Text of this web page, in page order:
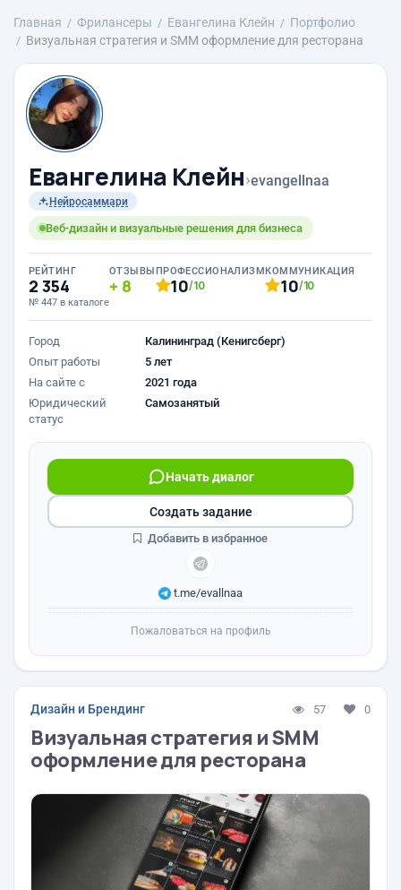
Главная Фрилансеры Евангелина Клейн
Портфолио
Визуальная стратегия и SMM оформление для ресторана
Евангелина Клейн›evangellnaa
Нейросаммари
Веб-дизайн и визуальные решения для бизнеса
РЕЙТИНГ
2 354
№ 447 в каталоге
ОТЗЫВЫ
8
ПРОФЕССИОНАЛИЗМ
10/10
КОММУНИКАЦИЯ
10/10
Город
Калининград (Кенигсберг)
Опыт работы
5 лет
На сайте с
2021 года
Юридический
статус
Самозанятый
Начать диалог
t.me/evallnaa
Создать задание
Добавить в избранное
Пожаловаться на профиль
Дизайн и Брендинг 57 0
Визуальная стратегия и SMM
оформление для ресторана